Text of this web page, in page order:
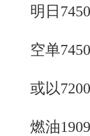
明日7450-
空单7450-
或以7200-
燃油1909